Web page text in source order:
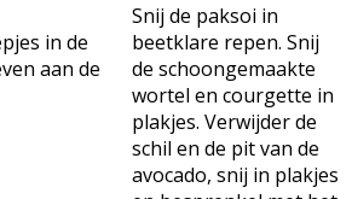
in de
aan de
Snij de paksoi in
beetklare repen. Snij
de schoongemaakte
wortel en courgette in
plakjes. Verwijder de
schil en de pit van de
avocado, snij in plakjes